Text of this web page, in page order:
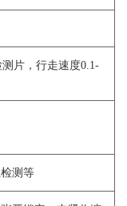
片，行走速度0.1-
检测等